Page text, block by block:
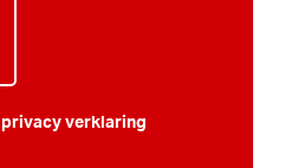
privacy verklaring